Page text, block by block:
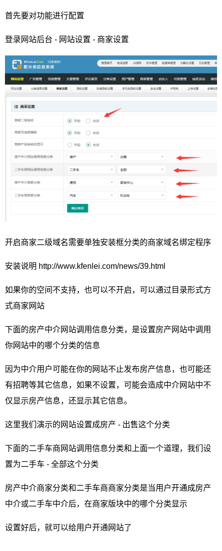
首先要对功能进行配置
登录网站后台 - 网站设置 - 商家设置
开启商家二级域名需要单独安装框分类的商家域名绑定程序
安装说明 http://www.kfenlei.com/news/39.html
如果你的空间不支持，也可以不开启，可以通过目录形式方
式商家网站
下面的房产中介网站调用信息分类，是设置房产网站中调用
你网站中的哪个分类的信息
因为中介用户可能在你的网站不止发布房产信息，也可能还
有招聘等其它信息，如果不设置，可能会造成中介网站中不
仅显示房产信息，还显示其它信息。
这里我们演示的网站设置成房产 - 出售这个分类
下面的二手车商网站调用信息分类和上面一个道理，我们设
置为二手车 - 全部这个分类
房产中介商家分类和二手车商商家分类是当用户开通成房产
中介或二手车中介后，在商家版块中的哪个分类显示
设置好后，就可以给用户开通网站了